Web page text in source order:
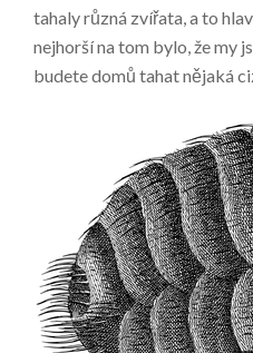
tahaly různá zvířata, a to
nejhorší na tom bylo, že my
budete domů tahat nějaká